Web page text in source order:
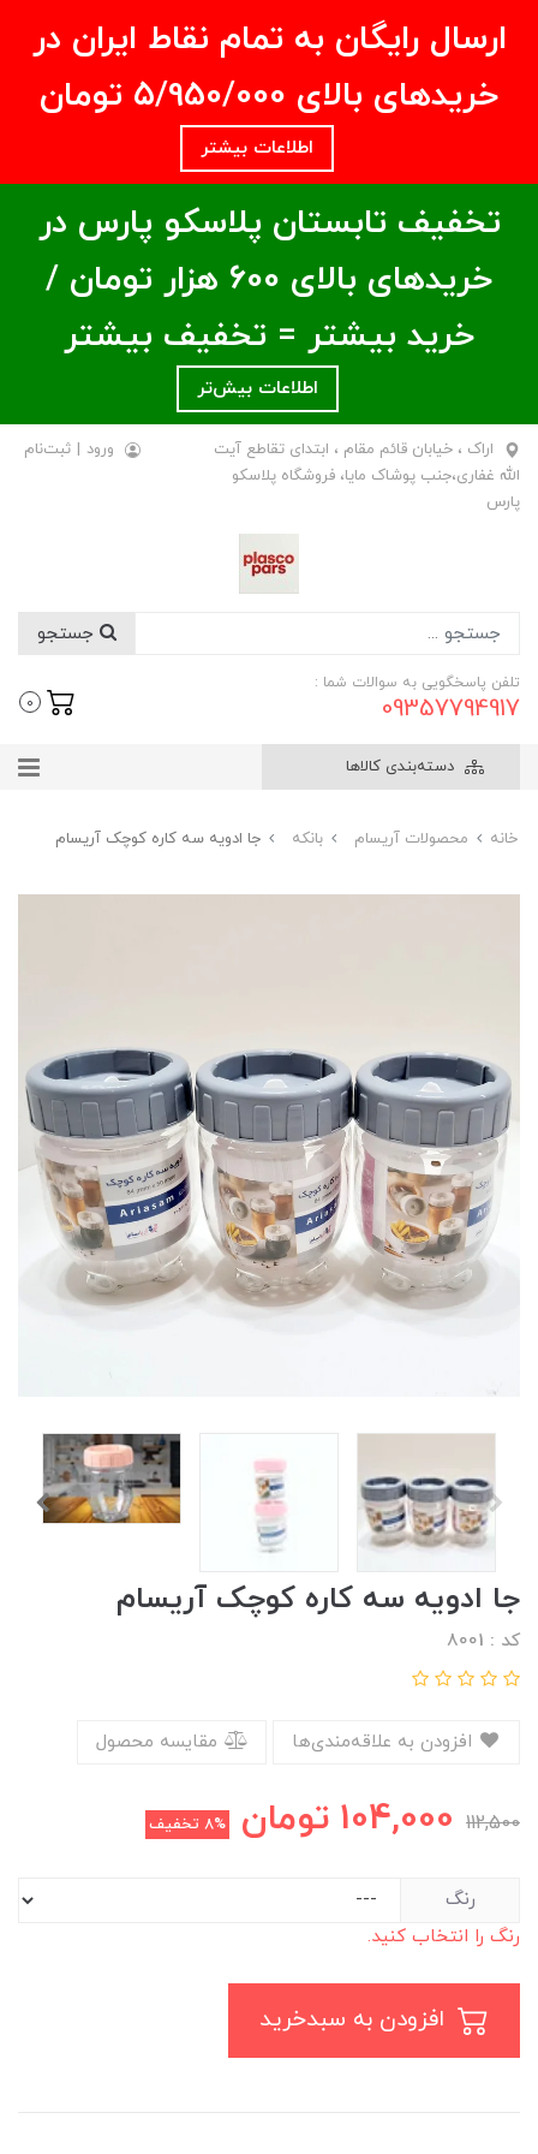
ارسال رایگان به تمام نقاط ایران در
خریدهای بالای ۵/950/000 تومان
اطلاعات بیشتر
تخفیف تابستان پلاسکو پارس در
خریدهای بالای ۶00 هزار تومان /
خرید بیشتر = تخفیف بیشتر
اطلاعات بیش‌تر
اراک ، خیابان قائم مقام ، ابتدای تقاطع آیت
الله غفاری،جنب پوشاک مایا، فروشگاه پلاسکو
پارس
ورود | ثبت‌نام
تلفن پاسخگویی به سوالات شما :
09357794917
0
دسته‌بندی کالاها
خانه محصولات آریسام بانکه جا ادویه سه کاره کوچک آریسام
جا ادویه سه کاره کوچک آریسام
کد : 8001
مقایسه محصول
112,500
104,000 تومان 8% تخفیف
رنگ
رنگ را انتخاب کنید.